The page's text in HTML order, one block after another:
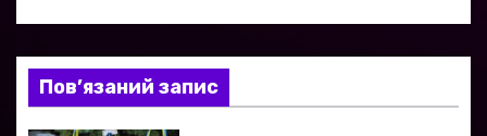
я
з
а
Пов’язаний запис